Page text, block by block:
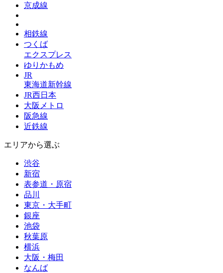
京成線
相鉄線
つくば
エクスプレス
ゆりかもめ
JR
東海道新幹線
JR西日本
大阪メトロ
阪急線
近鉄線
エリアから選ぶ
渋谷
新宿
表参道・原宿
品川
東京・大手町
銀座
池袋
秋葉原
横浜
大阪・梅田
なんば